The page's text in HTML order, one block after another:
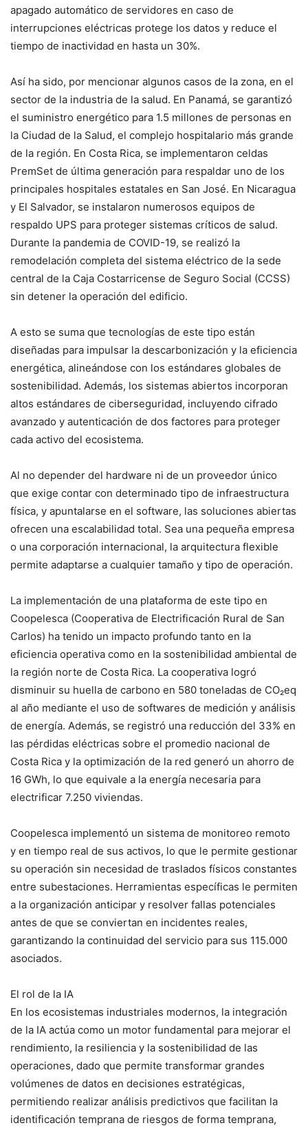
apagado automático de servidores en caso de
interrupciones eléctricas protege los datos y reduce el
tiempo de inactividad en hasta un 30%.
Así ha sido, por mencionar algunos casos de la zona, en el
sector de la industria de la salud. En Panamá, se garantizó
el suministro energético para 1.5 millones de personas en
la Ciudad de la Salud, el complejo hospitalario más grande
de la región. En Costa Rica, se implementaron celdas
PremSet de última generación para respaldar uno de los
principales hospitales estatales en San José. En Nicaragua
y El Salvador, se instalaron numerosos equipos de
respaldo UPS para proteger sistemas críticos de salud.
Durante la pandemia de COVID-19, se realizó la
remodelación completa del sistema eléctrico de la sede
central de la Caja Costarricense de Seguro Social (CCSS)
sin detener la operación del edificio.
A esto se suma que tecnologías de este tipo están
diseñadas para impulsar la descarbonización y la eficiencia
energética, alineándose con los estándares globales de
sostenibilidad. Además, los sistemas abiertos incorporan
altos estándares de ciberseguridad, incluyendo cifrado
avanzado y autenticación de dos factores para proteger
cada activo del ecosistema.
Al no depender del hardware ni de un proveedor único
que exige contar con determinado tipo de infraestructura
física, y apuntalarse en el software, las soluciones abiertas
ofrecen una escalabilidad total. Sea una pequeña empresa
o una corporación internacional, la arquitectura flexible
permite adaptarse a cualquier tamaño y tipo de operación.
La implementación de una plataforma de este tipo en
Coopelesca (Cooperativa de Electrificación Rural de San
Carlos) ha tenido un impacto profundo tanto en la
eficiencia operativa como en la sostenibilidad ambiental de
la región norte de Costa Rica. La cooperativa logró
disminuir su huella de carbono en 580 toneladas de CO₂eq
al año mediante el uso de softwares de medición y análisis
de energía. Además, se registró una reducción del 33% en
las pérdidas eléctricas sobre el promedio nacional de
Costa Rica y la optimización de la red generó un ahorro de
16 GWh, lo que equivale a la energía necesaria para
electrificar 7.250 viviendas.
Coopelesca implementó un sistema de monitoreo remoto
y en tiempo real de sus activos, lo que le permite gestionar
su operación sin necesidad de traslados físicos constantes
entre subestaciones. Herramientas específicas le permiten
a la organización anticipar y resolver fallas potenciales
antes de que se conviertan en incidentes reales,
garantizando la continuidad del servicio para sus 115.000
asociados.
El rol de la IA
En los ecosistemas industriales modernos, la integración
de la IA actúa como un motor fundamental para mejorar el
rendimiento, la resiliencia y la sostenibilidad de las
operaciones, dado que permite transformar grandes
volúmenes de datos en decisiones estratégicas,
permitiendo realizar análisis predictivos que facilitan la
identificación temprana de riesgos de forma temprana,